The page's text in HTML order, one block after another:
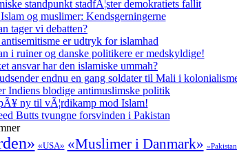
standpunkt stadfÃ¦ster demokratiets fallit
og muslimer: Kendsgerningerne
tager vi debatten?
er udtryk for islamhad
i ruiner og danske politikere er medskyldige!
ansvar har den islamiske ummah?
endnu en gang soldater til Mali i
Indiens blodige antimuslimske politik
ny til vÃ¦rdikamp mod Islam!
Butts tvungne forsvinden i Pakistan
«USA» «Muslimer i Danmark»